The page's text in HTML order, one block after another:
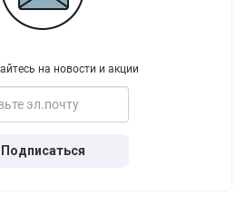
на новости и акции
Подписаться